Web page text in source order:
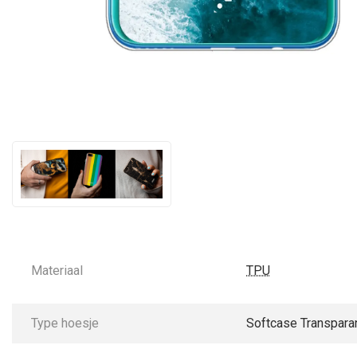
Materiaal TPU
Type hoesje Softcase